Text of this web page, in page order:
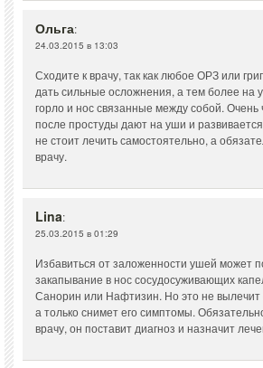
Ольга:
24.03.2015 в 13:03
Сходите к врачу, так как любое ОРЗ или
дать сильные осложнения, а тем более на
горло и нос связанные между собой. Очень
после простуды дают на уши и
не стоит лечить самостоятельно, а
врачу.
Lina:
25.03.2015 в 01:29
Избавиться от заложенности ушей может
закапывание в нос сосудосуживающих
Санорин или Нафтизин. Но это не вылечит
а только снимет его симптомы.
врачу, он поставит диагноз и назначит